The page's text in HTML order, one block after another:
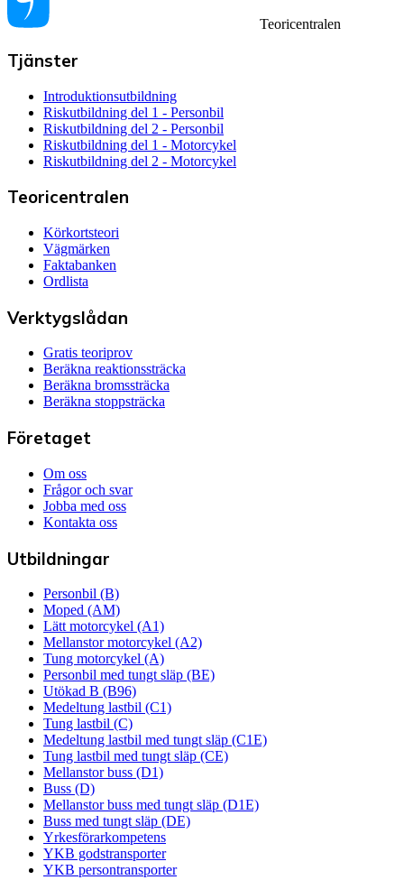
Teoricentralen
Tjänster
Introduktionsutbildning
Riskutbildning del 1 - Personbil
Riskutbildning del 2 - Personbil
Riskutbildning del 1 - Motorcykel
Riskutbildning del 2 - Motorcykel
Teoricentralen
Körkortsteori
Vägmärken
Faktabanken
Ordlista
Verktygslådan
Gratis teoriprov
Beräkna reaktionssträcka
Beräkna bromssträcka
Beräkna stoppsträcka
Företaget
Om oss
Frågor och svar
Jobba med oss
Kontakta oss
Utbildningar
Personbil (B)
Moped (AM)
Lätt motorcykel (A1)
Mellanstor motorcykel (A2)
Tung motorcykel (A)
Personbil med tungt släp (BE)
Utökad B (B96)
Medeltung lastbil (C1)
Tung lastbil (C)
Medeltung lastbil med tungt släp (C1E)
Tung lastbil med tungt släp (CE)
Mellanstor buss (D1)
Buss (D)
Mellanstor buss med tungt släp (D1E)
Buss med tungt släp (DE)
Yrkesförarkompetens
YKB godstransporter
YKB persontransporter